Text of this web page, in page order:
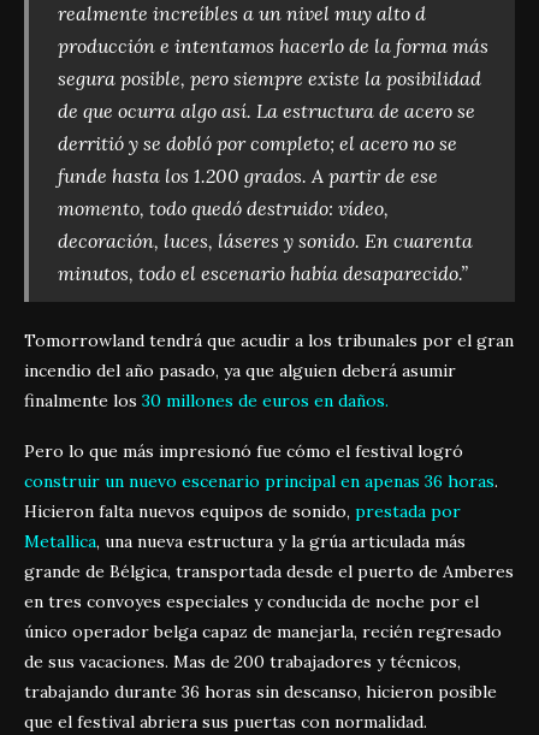
realmente increíbles a un nivel muy alto d
producción e intentamos hacerlo de la forma más
segura posible, pero siempre existe la posibilidad
de que ocurra algo así. La estructura de acero se
derritió y se dobló por completo; el acero no se
funde hasta los 1.200 grados. A partir de ese
momento, todo quedó destruido: vídeo,
decoración, luces, láseres y sonido. En cuarenta
minutos, todo el escenario había desaparecido.”
Tomorrowland tendrá que acudir a los tribunales por el gran
incendio del año pasado, ya que alguien deberá asumir
finalmente los 30 millones de euros en daños.
Pero lo que más impresionó fue cómo el festival logró
construir un nuevo escenario principal en apenas 36 horas.
Hicieron falta nuevos equipos de sonido, prestada por
Metallica, una nueva estructura y la grúa articulada más
grande de Bélgica, transportada desde el puerto de Amberes
en tres convoyes especiales y conducida de noche por el
único operador belga capaz de manejarla, recién regresado
de sus vacaciones. Mas de 200 trabajadores y técnicos,
trabajando durante 36 horas sin descanso, hicieron posible
que el festival abriera sus puertas con normalidad.